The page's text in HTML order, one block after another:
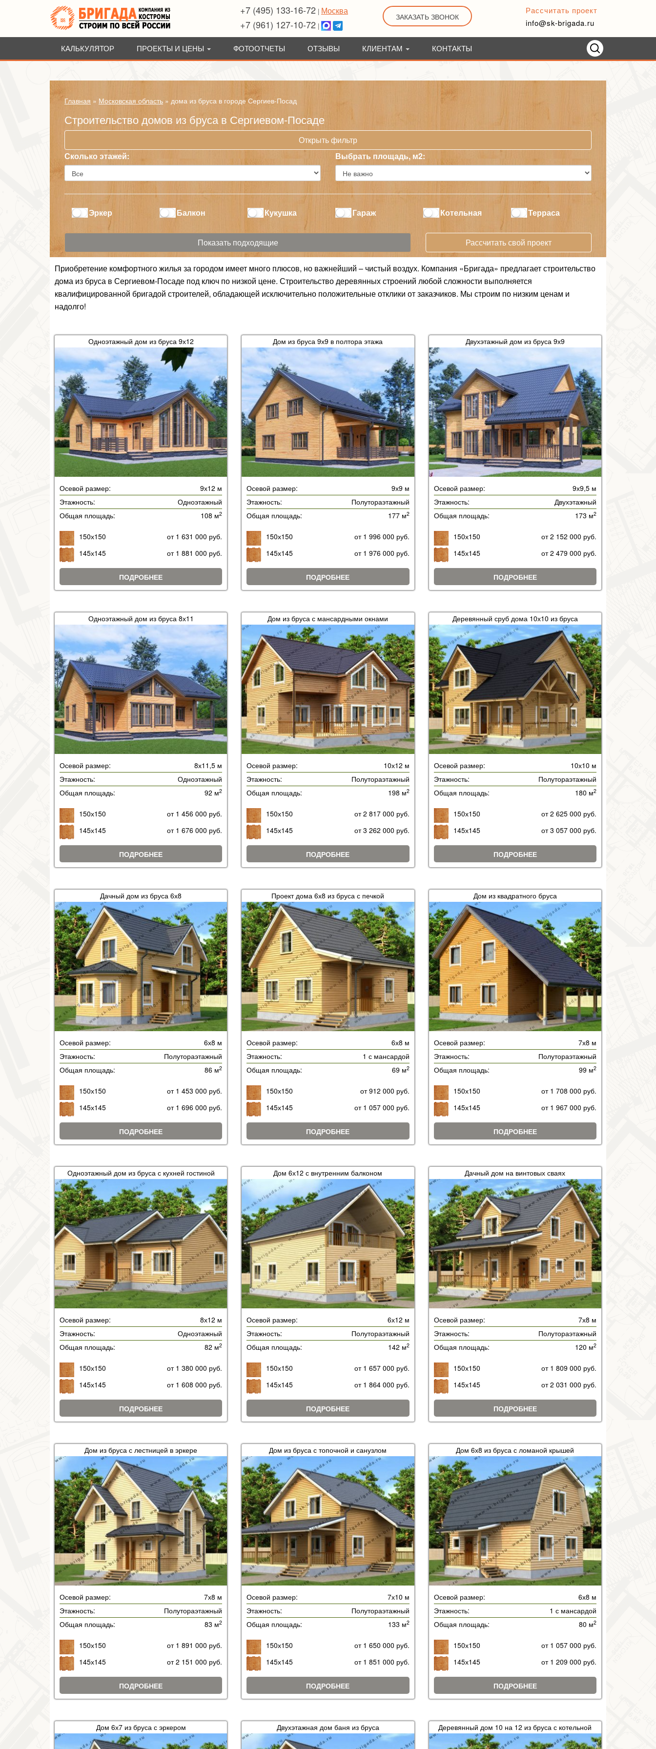
+7 (495) 133-16-72 | Москва
+7 (961) 127-10-72 |
ЗАКАЗАТЬ ЗВОНОК
Рассчитать проект
info@sk-brigada.ru
КАЛЬКУЛЯТОР ПРОЕКТЫ И ЦЕНЫ ФОТООТЧЕТЫ ОТЗЫВЫ КЛИЕНТАМ КОНТАКТЫ
Главная » Московская область » дома из бруса в городе Сергиев-Посад
Строительство домов из бруса в Сергиевом-Посаде
Открыть фильтр
Сколько этажей:
Выбрать площадь, м2:
Эркер Балкон Кукушка Гараж Котельная Терраса
Рассчитать свой проект
Приобретение комфортного жилья за городом имеет много плюсов, но важнейший – чистый воздух. Компания «Бригада» предлагает строительство
дома из бруса в Сергиевом-Посаде под ключ по низкой цене. Строительство деревянных строений любой сложности выполняется
квалифицированной бригадой строителей, обладающей исключительно положительные отклики от заказчиков. Мы строим по низким ценам и
надолго!
Одноэтажный дом из бруса 9х12
Осевой размер:
9х12 м
Этажность:
Одноэтажный
Общая площадь:
108 м2
150х150
от 1 631 000 руб.
145х145
от 1 881 000 руб.
ПОДРОБНЕЕ
Дом из бруса 9х9 в полтора этажа
Осевой размер:
9х9 м
Этажность:
Полутораэтажный
Общая площадь:
177 м2
150х150
от 1 996 000 руб.
145х145
от 1 976 000 руб.
ПОДРОБНЕЕ
Двухэтажный дом из бруса 9х9
Осевой размер:
9х9,5 м
Этажность:
Двухэтажный
Общая площадь:
173 м2
150х150
от 2 152 000 руб.
145х145
от 2 479 000 руб.
ПОДРОБНЕЕ
Одноэтажный дом из бруса 8х11
Осевой размер:
8х11,5 м
Этажность:
Одноэтажный
Общая площадь:
92 м2
150х150
от 1 456 000 руб.
145х145
от 1 676 000 руб.
ПОДРОБНЕЕ
Дом из бруса с мансардными окнами
Осевой размер:
10х12 м
Этажность:
Полутораэтажный
Общая площадь:
198 м2
150х150
от 2 817 000 руб.
145х145
от 3 262 000 руб.
ПОДРОБНЕЕ
Деревянный сруб дома 10х10 из бруса
Осевой размер:
10х10 м
Этажность:
Полутораэтажный
Общая площадь:
180 м2
150х150
от 2 625 000 руб.
145х145
от 3 057 000 руб.
ПОДРОБНЕЕ
Дачный дом из бруса 6х8
Осевой размер:
6х8 м
Этажность:
Полутораэтажный
Общая площадь:
86 м2
150х150
от 1 453 000 руб.
145х145
от 1 696 000 руб.
ПОДРОБНЕЕ
Проект дома 6х8 из бруса с печкой
Осевой размер:
6х8 м
Этажность:
1 с мансардой
Общая площадь:
69 м2
150х150
от 912 000 руб.
145х145
от 1 057 000 руб.
ПОДРОБНЕЕ
Дом из квадратного бруса
Осевой размер:
7х8 м
Этажность:
Полутораэтажный
Общая площадь:
99 м2
150х150
от 1 708 000 руб.
145х145
от 1 967 000 руб.
ПОДРОБНЕЕ
Одноэтажный дом из бруса с кухней гостиной
Осевой размер:
8х12 м
Этажность:
Одноэтажный
Общая площадь:
82 м2
150х150
от 1 380 000 руб.
145х145
от 1 608 000 руб.
ПОДРОБНЕЕ
Дом 6х12 с внутренним балконом
Осевой размер:
6х12 м
Этажность:
Полутораэтажный
Общая площадь:
142 м2
150х150
от 1 657 000 руб.
145х145
от 1 864 000 руб.
ПОДРОБНЕЕ
Дачный дом на винтовых сваях
Осевой размер:
7х8 м
Этажность:
Полутораэтажный
Общая площадь:
120 м2
150х150
от 1 809 000 руб.
145х145
от 2 031 000 руб.
ПОДРОБНЕЕ
Дом из бруса с лестницей в эркере
Осевой размер:
7х8 м
Этажность:
Полутораэтажный
Общая площадь:
83 м2
150х150
от 1 891 000 руб.
145х145
от 2 151 000 руб.
ПОДРОБНЕЕ
Дом из бруса с топочной и санузлом
Осевой размер:
7х10 м
Этажность:
Полутораэтажный
Общая площадь:
133 м2
150х150
от 1 650 000 руб.
145х145
от 1 851 000 руб.
ПОДРОБНЕЕ
Дом 6х8 из бруса с ломаной крышей
Осевой размер:
6х8 м
Этажность:
1 с мансардой
Общая площадь:
80 м2
150х150
от 1 057 000 руб.
145х145
от 1 209 000 руб.
ПОДРОБНЕЕ
Дом 6х7 из бруса с эркером Двухэтажная дом баня из бруса Деревянный дом 10 на 12 из бруса с котельной